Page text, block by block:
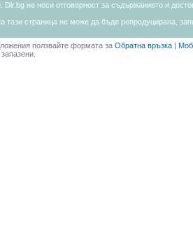
не носи отговорност за съдържанието и
тази страница не може да бъде репродуцирана,
ползвайте формата за Обратна връзка |